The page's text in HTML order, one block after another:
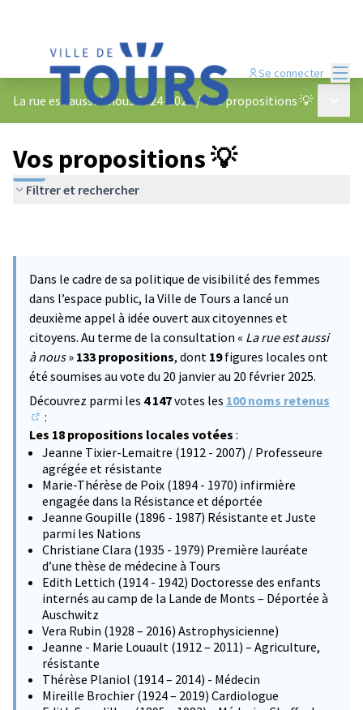
Se connecter
La rue est aussi à nous 2024-2025 /Vos propositions 💡
Vos propositions 💡
Filtrer et rechercher
Dans le cadre de sa politique de visibilité des femmes
dans l’espace public, la Ville de Tours a lancé un
deuxième appel à idée ouvert aux citoyennes et
citoyens. Au terme de la consultation « La rue est aussi
à nous» 133 propositions, dont 19figures locales ont
été soumises au vote du 20 janvier au 20 février 2025.
Découvrez parmi les 4 147votes les 100 noms retenus
(S'ouvre dans un nouvel onglet)
:
Les 18 propositions locales votées :
Jeanne Tixier-Lemaitre (1912 - 2007) / Professeure
agrégée et résistante
Marie-Thérèse de Poix (1894 - 1970) infirmière
engagée dans la Résistance et déportée
Jeanne Goupille (1896 - 1987) Résistante et Juste
parmi les Nations
Christiane Clara (1935 - 1979) Première lauréate
d’une thèse de médecine à Tours
Edith Lettich (1914 - 1942) Doctoresse des enfants
internés au camp de la Lande de Monts – Déportée à
Auschwitz
Vera Rubin (1928 – 2016) Astrophysicienne)
Jeanne - Marie Louault (1912 – 2011) – Agriculture,
résistante
Thérèse Planiol (1914 – 2014) - Médecin
Mireille Brochier (1924 – 2019) Cardiologue